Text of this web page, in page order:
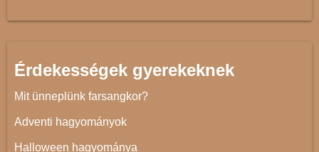
Érdekességek gyerekeknek
Mit ünneplünk farsangkor?
Adventi hagyományok
Halloween hagyománya